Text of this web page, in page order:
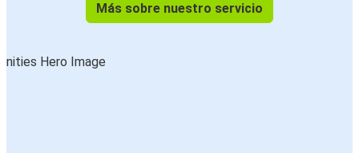
Más sobre nuestro servicio